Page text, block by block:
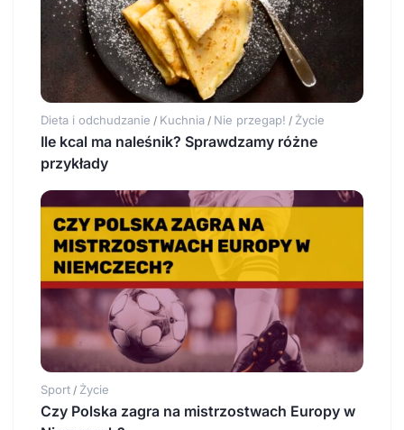
Dieta i odchudzanie / Kuchnia / Nie przegap! / Życie
Ile kcal ma naleśnik? Sprawdzamy różne
przykłady
Sport / Życie
Czy Polska zagra na mistrzostwach Europy w